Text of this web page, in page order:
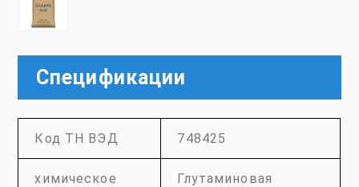
Спецификации
Код ТН ВЭД 748425
химическое
Глутаминовая